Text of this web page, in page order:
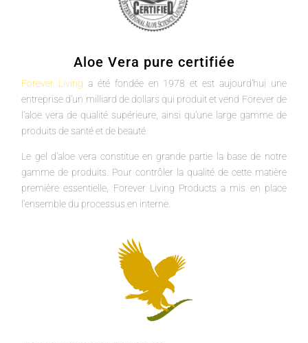
Aloe Vera pure certifiée
Forever Living a été fondée en 1978 et est aujourd'hui une
entreprise d'un milliard de dollars qui produit et vend Forever de
l'aloe vera de qualité supérieure, ainsi qu'une large gamme de
produits de santé et de beauté.
Le gel d'aloe vera constitue en grande partie la base de notre
gamme de produits. Pour contrôler la qualité de cette matière
première essentielle, Forever Living Products a mis en place
l'ensemble du processus en interne.